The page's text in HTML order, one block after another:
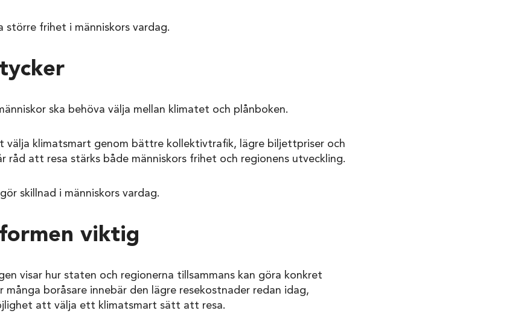
större frihet i människors vardag.
ska behöva välja mellan klimatet och plånboken.
välja klimatsmart genom bättre kollektivtrafik, lägre biljettpriser och
råd att resa stärks både människors frihet och regionens utveckling.
skillnad i människors vardag.
viktig
visar hur staten och regionerna tillsammans kan göra konkret
många boråsare innebär den lägre resekostnader redan idag,
att välja ett klimatsmart sätt att resa.